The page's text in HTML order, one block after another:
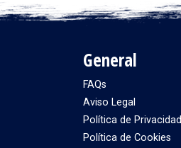
General
FAQs
Aviso Legal
Política de Privacidad
Política de Cookies